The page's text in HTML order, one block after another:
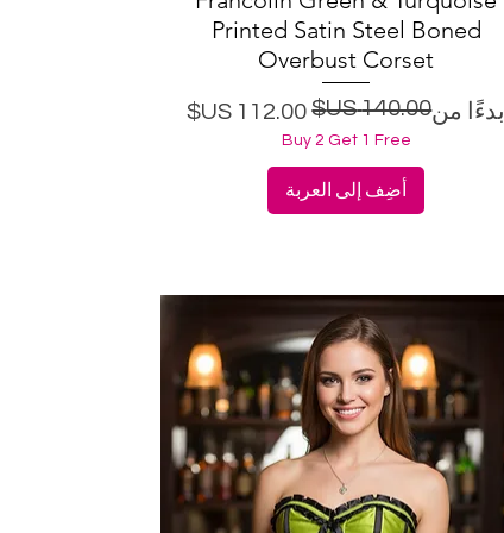
Printed Satin Steel Boned
Overbust Corset
بدءًا من
سعر عادي
‏140.00 US$
سعر البيع
Buy 2 Get 1 Free
أضِف إلى العربة